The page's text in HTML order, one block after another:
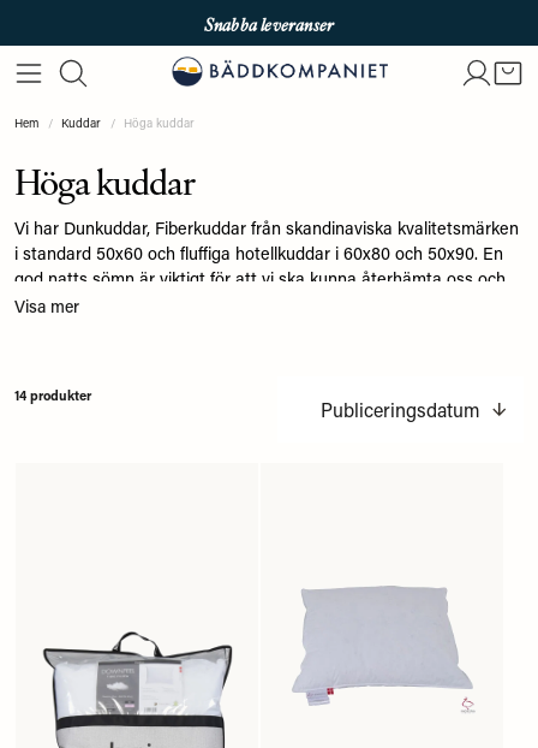
Snabba leveranser
Fri frakt över 699kr
Enkla betalningar med Qliro & Swish
Hem Kuddar Höga kuddar
Höga kuddar
Vi har Dunkuddar, Fiberkuddar från skandinaviska kvalitetsmärken
i standard 50x60 och fluffiga hotellkuddar i 60x80 och 50x90. En
god natts sömn är viktigt för att vi ska kunna återhämta oss och
klara av dagen. Det är viktigt att du har en bra kudde som formar
Visa mer
14 produkter
Publiceringsdatum